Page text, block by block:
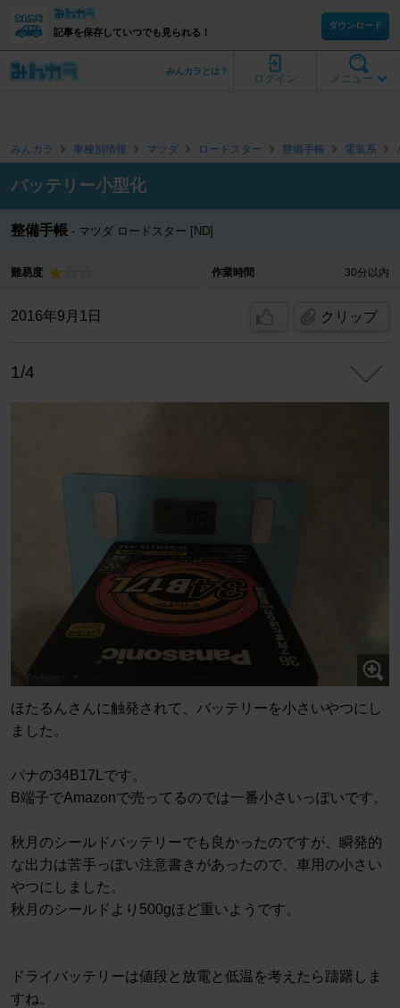
記事を保存していつでも見られる！
ダウンロード
メニュー
ログイン
みんカラとは？
みんカラ 車種別情報 マツダ ロードスター 整備手帳 電装系
バッテリー小型化
整備手帳 マツダ ロードスター [ND]
難易度 作業時間 30分以内
2016年9月1日 クリップ
1/4
ほたるんさんに触発されて、バッテリーを小さいやつにし
ました。
パナの34B17Lです。
B端子でAmazonで売ってるのでは一番小さいっぽいです。
秋月のシールドバッテリーでも良かったのですが、瞬発的
な出力は苦手っぽい注意書きがあったので、車用の小さい
やつにしました。
秋月のシールドより500gほど重いようです。
ドライバッテリーは値段と放電と低温を考えたら躊躇しま
すね。